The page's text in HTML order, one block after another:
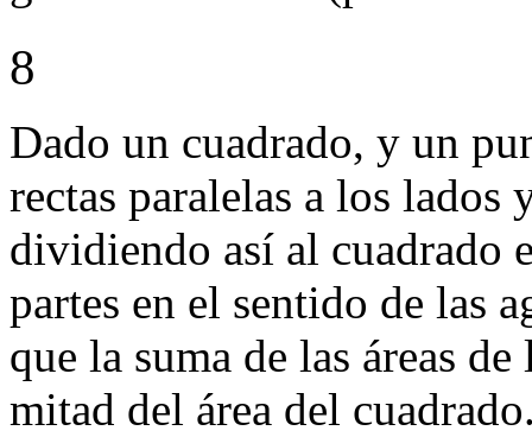
8
Dado un cuadrado, y un
rectas paralelas a los lados
dividiendo así al cuadrado
partes en el sentido de las
que la suma de las áreas
mitad del área del